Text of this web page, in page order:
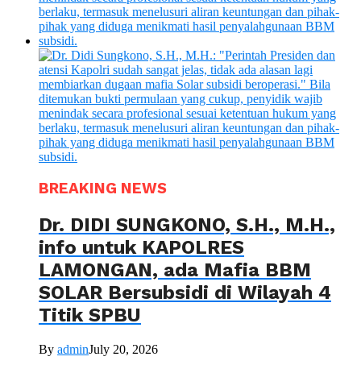
BREAKING NEWS
Dr. DIDI SUNGKONO, S.H., M.H.,
info untuk KAPOLRES
LAMONGAN, ada Mafia BBM
SOLAR Bersubsidi di Wilayah 4
Titik SPBU
By adminJuly 20, 2026